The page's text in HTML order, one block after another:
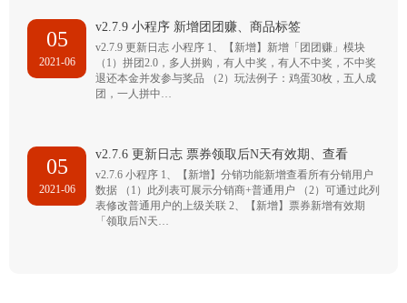
05
2021-06
v2.7.9 小程序 新增团团赚、商品标签
v2.7.9 更新日志 小程序 1、【新增】新增「团团赚」模块
（1）拼团2.0，多人拼购，有人中奖，有人不中奖，不中奖
退还本金并发参与奖品 （2）玩法例子：鸡蛋30枚，五人成
团，一人拼中…
05
2021-06
v2.7.6 更新日志 票券领取后N天有效期、查看
v2.7.6 小程序 1、【新增】分销功能新增查看所有分销用户
数据 （1）此列表可展示分销商+普通用户 （2）可通过此列
表修改普通用户的上级关联 2、【新增】票券新增有效期
「领取后N天…